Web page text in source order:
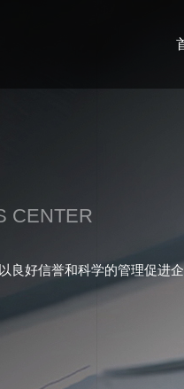
CENTER
良好信誉和科学的管理促进